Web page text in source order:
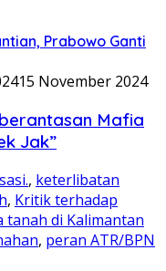
Prabowo Ganti
15 November 2024
Mafia
Jak”
, keterlibatan
, Kritik terhadap
tanah di Kalimantan
, peran ATR/BPN